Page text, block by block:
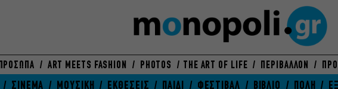
ΠΡΟΣΩΠΑ ART MEETS FASHION PHOTOS THE ART OF LIFE ΠΕΡΙΒΑΛΛΟΝ
ΣΙΝΕΜΑ ΜΟΥΣΙΚΗ ΕΚΘΕΣΕΙΣ ΠΑΙΔΙ ΦΕΣΤΙΒΑΛ ΒΙΒΛΙΟ ΠΟΛΗ